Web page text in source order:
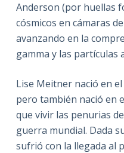
Anderson (por huellas
cósmicos en cámaras
avanzando en la
gamma y las partículas
Lise Meitner nació en
pero también nació en
que vivir las penurias
guerra mundial. Dada
sufrió con la llegada al